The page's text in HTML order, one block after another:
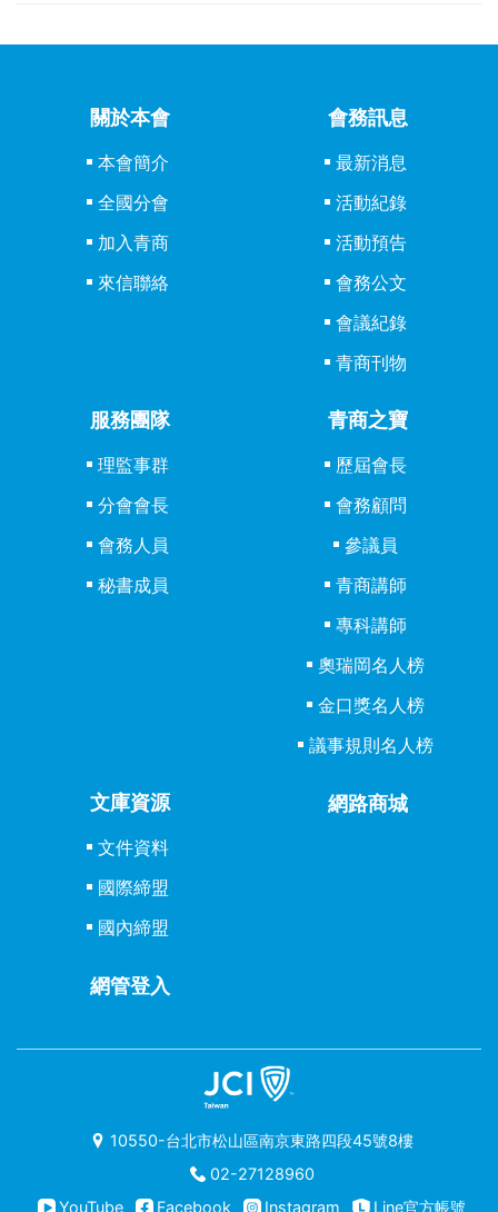
關於本會
本會簡介
全國分會
加入青商
來信聯絡
會務訊息
最新消息
活動紀錄
活動預告
會務公文
會議紀錄
青商刊物
服務團隊
理監事群
分會會長
會務人員
秘書成員
青商之寶
歷屆會長
會務顧問
參議員
青商講師
專科講師
奧瑞岡名人榜
金口獎名人榜
議事規則名人榜
文庫資源
文件資料
國際締盟
國內締盟
網路商城
網管登入
10550-台北市松山區南京東路四段45號8樓
02-27128960
YouTube
Facebook Instagram Line官方帳號